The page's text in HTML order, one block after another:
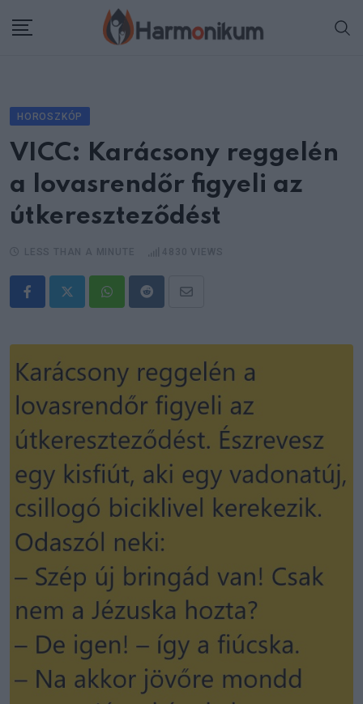
HOROSZKÓP
VICC: Karácsony reggelén
a lovasrendőr figyeli az
útkereszteződést
WhatsappRedditShare
Email